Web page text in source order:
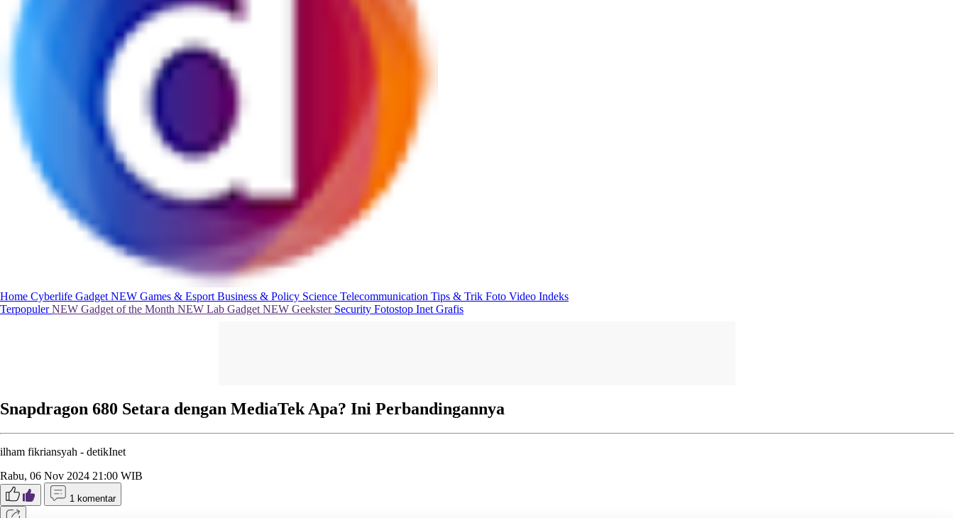
Home Cyberlife Gadget NEW Games & Esport Business & Policy Science Telecommunication Tips & Trik Foto Video Indeks
TerpopulerNEW Gadget of the Month NEW Lab Gadget NEW Geekster Security Fotostop Inet Grafis
Snapdragon 680 Setara dengan MediaTek Apa? Ini Perbandingannya
ilham fikriansyah - detikInet
Rabu, 06 Nov 2024 21:00 WIB
1 komentar